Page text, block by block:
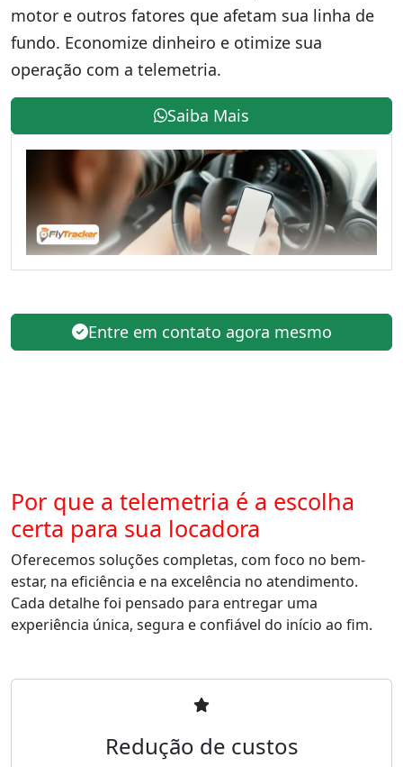
motor e outros fatores que afetam sua linha de
fundo. Economize dinheiro e otimize sua
operação com a telemetria.
Saiba Mais
Entre em contato agora mesmo
Por que a telemetria é a escolha
certa para sua locadora
Oferecemos soluções completas, com foco no bem-
estar, na eficiência e na excelência no atendimento.
Cada detalhe foi pensado para entregar uma
experiência única, segura e confiável do início ao fim.
Redução de custos